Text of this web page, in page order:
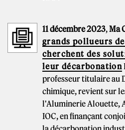
11 décembre 2023,Ma
grands pollueurs
cherchent des
leur décarbonation
professeur titulaire au
chimique, revient sur
l'Aluminerie Alouette,
IOC, en finançant